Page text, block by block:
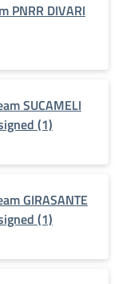
PNRR DIVARI
SUCAMELI
(1)
GIRASANTE
(1)